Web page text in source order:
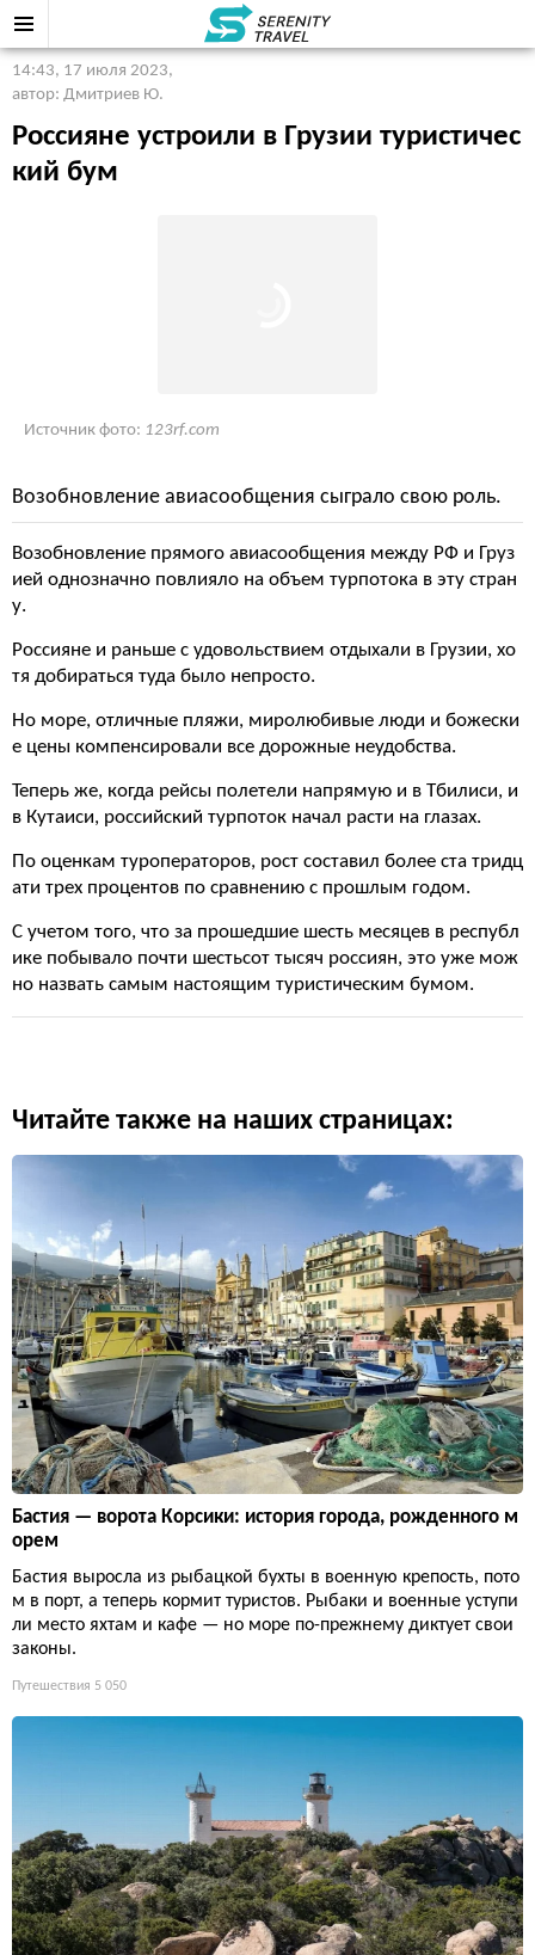
14:43, 17 июля 2023,
автор: Дмитриев Ю.
Россияне устроили в Грузии туристичес
кий бум
Источник фото: 123rf.com
Возобновление авиасообщения сыграло свою роль.
Возобновление прямого авиасообщения между РФ и Груз
ией однозначно повлияло на объем турпотока в эту стран
у.
Россияне и раньше с удовольствием отдыхали в Грузии, хо
тя добираться туда было непросто.
Но море, отличные пляжи, миролюбивые люди и божески
е цены компенсировали все дорожные неудобства.
Теперь же, когда рейсы полетели напрямую и в Тбилиси, и
в Кутаиси, российский турпоток начал расти на глазах.
По оценкам туроператоров, рост составил более ста тридц
ати трех процентов по сравнению с прошлым годом.
С учетом того, что за прошедшие шесть месяцев в республ
ике побывало почти шестьсот тысяч россиян, это уже мож
но назвать самым настоящим туристическим бумом.
Читайте также на наших страницах:
Бастия — ворота Корсики: история города, рожденного м
орем
Бастия выросла из рыбацкой бухты в военную крепость, пото
м в порт, а теперь кормит туристов. Рыбаки и военные уступи
ли место яхтам и кафе — но море по-прежнему диктует свои
законы.
Путешествия 5 050